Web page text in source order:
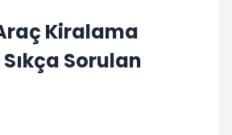
Kiralama
Sorulan